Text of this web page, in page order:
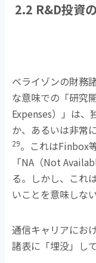
2.2 R&D投資
ベライゾンの財務
な意味での「研究
Expenses）」は、
か、あるいは非常
29。これはFinbox
「NA （Not
る。しかし、これ
いことを意味しない
通信キャリアにお
諸表に「埋没」し